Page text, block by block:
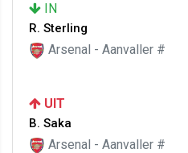
IN
R. Sterling
Arsenal - Aanvaller #
UIT
B. Saka
Arsenal - Aanvaller #